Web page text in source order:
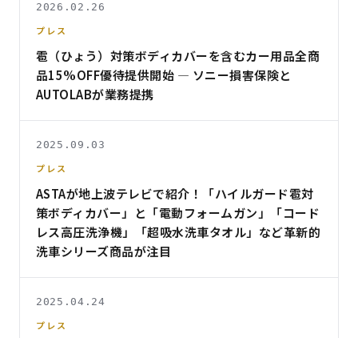
2026.02.26
プレス
雹（ひょう）対策ボディカバーを含むカー用品全商
品15%OFF優待提供開始 — ソニー損害保険と
AUTOLABが業務提携
2025.09.03
プレス
ASTAが地上波テレビで紹介！「ハイルガード雹対
策ボディカバー」と「電動フォームガン」「コード
レス高圧洗浄機」「超吸水洗車タオル」など革新的
洗車シリーズ商品が注目
2025.04.24
プレス